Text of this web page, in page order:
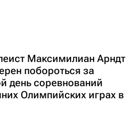
Максимилиан Арндт
побороться за
день соревнований
Олимпийских играх в